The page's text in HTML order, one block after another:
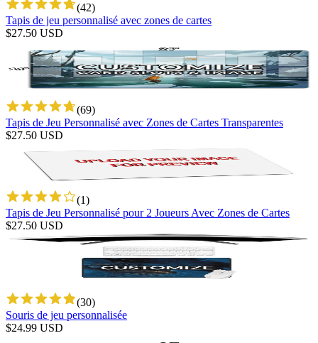
(42)
Tapis de jeu personnalisé avec zones de cartes
$27.50 USD
(69)
Tapis de Jeu Personnalisé avec Zones de Cartes Transparentes
$27.50 USD
(1)
Tapis de Jeu Personnalisé pour 2 Joueurs Avec Zones de Cartes
$27.50 USD
(30)
Souris de jeu personnalisée
$24.99 USD